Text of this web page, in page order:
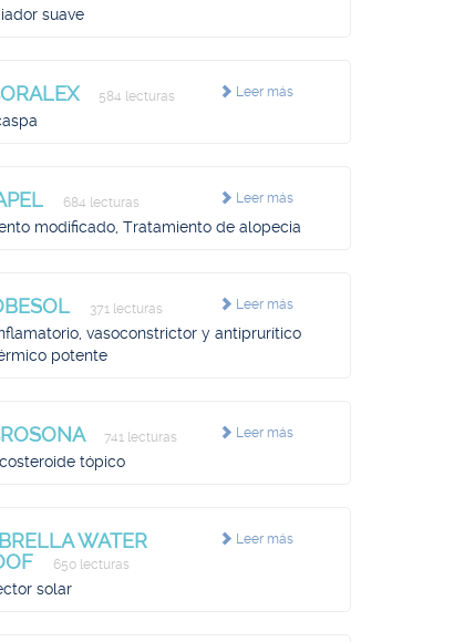
suave
Leer más
584 lecturas
Leer más
684 lecturas
modificado, Tratamiento de alopecia
Leer más
371 lecturas
vasoconstrictor y antiprurítico
potente
Leer más
741 lecturas
tópico
Leer más
WATER
650 lecturas
solar